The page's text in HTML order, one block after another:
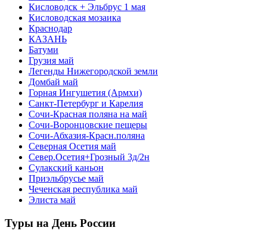
Кисловодск + Эльбрус 1 мая
Кисловодская мозаика
Краснодар
КАЗАНЬ
Батуми
Грузия май
Легенды Нижегородской земли
Домбай май
Горная Ингушетия (Армхи)
Санкт-Петербург и Карелия
Сочи-Красная поляна на май
Сочи-Воронцовские пещеры
Сочи-Абхазия-Красн.поляна
Северная Осетия май
Север.Осетия+Грозный 3д/2н
Сулакский каньон
Приэльбрусье май
Чеченская республика май
Элиста май
Туры на День России